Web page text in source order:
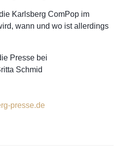
Karlsberg ComPop im
wann und wo ist allerdings
Presse bei
Schmid
presse.de